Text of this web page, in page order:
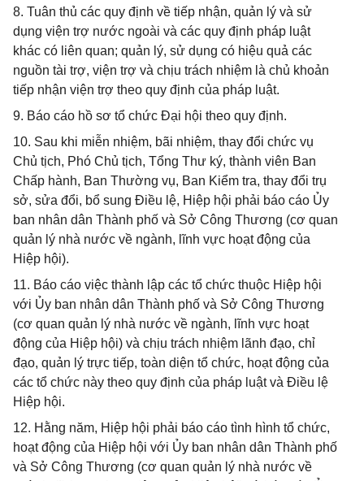
8. Tuân thủ các quy định về tiếp nhận, quản lý và sử
dụng viện trợ nước ngoài và các quy định pháp luật
khác có liên quan; quản lý, sử dụng có hiệu quả các
nguồn tài trợ, viện trợ và chịu trách nhiệm là chủ khoản
tiếp nhận viện trợ theo quy định của pháp luật.
9. Báo cáo hồ sơ tổ chức Đại hội theo quy định.
10. Sau khi miễn nhiệm, bãi nhiệm, thay đổi chức vụ
Chủ tịch, Phó Chủ tịch, Tổng Thư ký, thành viên Ban
Chấp hành, Ban Thường vụ, Ban Kiểm tra, thay đổi trụ
sở, sửa đổi, bổ sung Điều lệ, Hiệp hội phải báo cáo Ủy
ban nhân dân Thành phố và Sở Công Thương (cơ quan
quản lý nhà nước về ngành, lĩnh vực hoạt động của
Hiệp hội).
11. Báo cáo việc thành lập các tổ chức thuộc Hiệp hội
với Ủy ban nhân dân Thành phố và Sở Công Thương
(cơ quan quản lý nhà nước về ngành, lĩnh vực hoạt
động của Hiệp hội) và chịu trách nhiệm lãnh đạo, chỉ
đạo, quản lý trực tiếp, toàn diện tổ chức, hoạt động của
các tổ chức này theo quy định của pháp luật và Điều lệ
Hiệp hội.
12. Hằng năm, Hiệp hội phải báo cáo tình hình tổ chức,
hoạt động của Hiệp hội với Ủy ban nhân dân Thành phố
và Sở Công Thương (cơ quan quản lý nhà nước về